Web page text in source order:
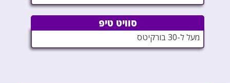
סוויט טיפ
מעל ל-30 בורקיטס